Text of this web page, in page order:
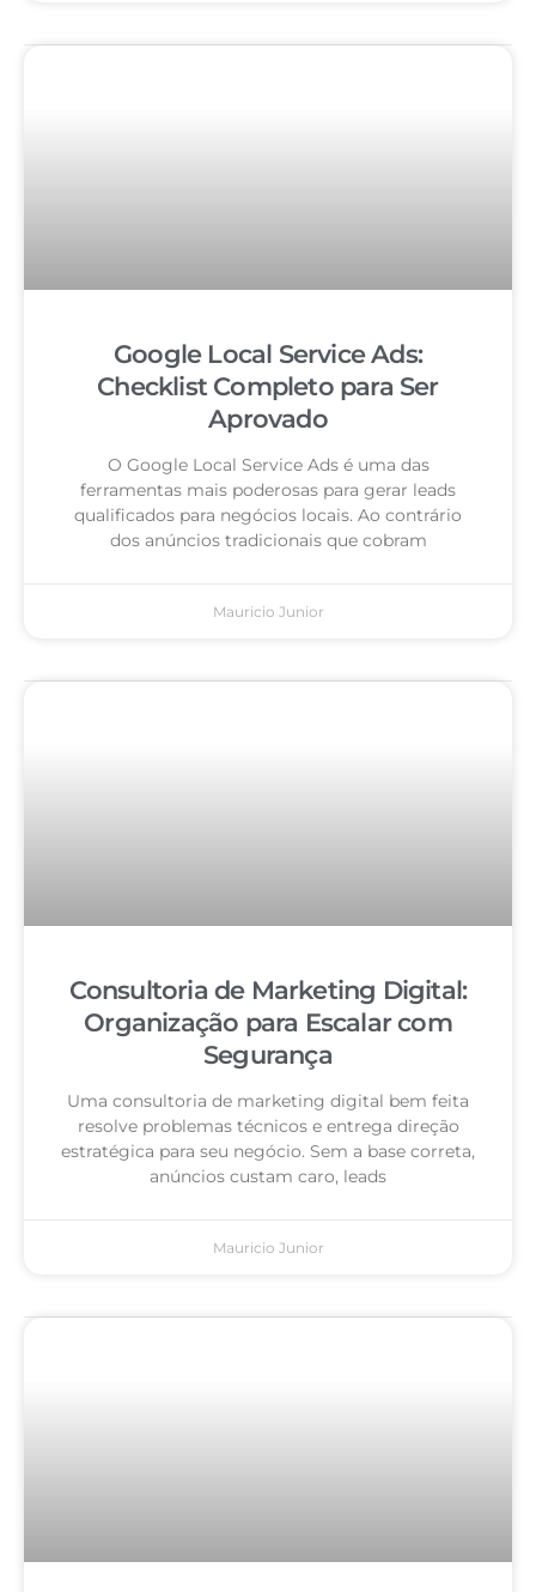
Google Local Service Ads:
Checklist Completo para Ser
Aprovado
O Google Local Service Ads é uma das
ferramentas mais poderosas para gerar leads
qualificados para negócios locais. Ao contrário
dos anúncios tradicionais que cobram
Mauricio Junior
Consultoria de Marketing Digital:
Organização para Escalar com
Segurança
Uma consultoria de marketing digital bem feita
resolve problemas técnicos e entrega direção
estratégica para seu negócio. Sem a base correta,
anúncios custam caro, leads
Mauricio Junior